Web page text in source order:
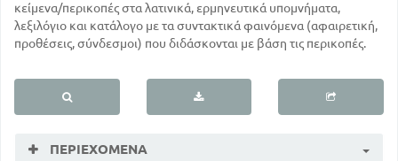
κείμενα/περικοπές στα λατινικά, ερμηνευτικά υπομνήματα,
λεξιλόγιο και κατάλογο με τα συντακτικά φαινόμενα (αφαιρετική,
προθέσεις, σύνδεσμοι) που διδάσκονται με βάση τις περικοπές.
ΠΕΡΙΕΧΌΜΕΝΑ